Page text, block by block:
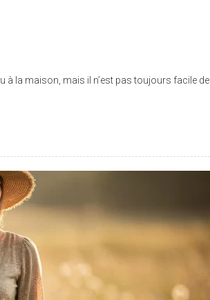
à la maison, mais il n’est pas toujours facile de